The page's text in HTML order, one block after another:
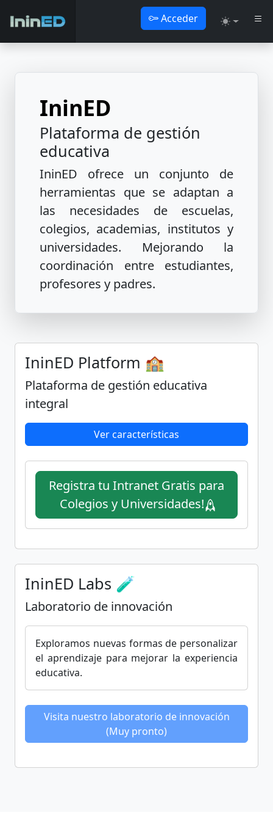
Acceder
Toggle
IninED
Plataforma de gestión
educativa
IninED ofrece un conjunto de
herramientas que se adaptan a
las necesidades de escuelas,
colegios, academias, institutos y
universidades. Mejorando la
coordinación entre estudiantes,
profesores y padres.
IninED Platform 🏫
Plataforma de gestión educativa
integral
Ver características
Registra tu Intranet Gratis para
Colegios y Universidades!
IninED Labs 🧪
Laboratorio de innovación
Exploramos nuevas formas de personalizar
el aprendizaje para mejorar la experiencia
educativa.
Visita nuestro laboratorio de innovación
(Muy pronto)